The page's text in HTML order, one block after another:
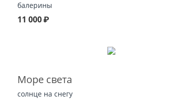
балерины
11 000₽
Море света
солнце на снегу